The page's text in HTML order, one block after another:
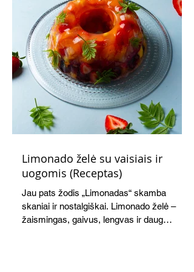
Limonado želė su vaisiais ir
uogomis (Receptas)
Jau pats žodis „Limonadas“ skamba
skaniai ir nostalgiškai. Limonado želė –
žaismingas, gaivus, lengvas ir daug